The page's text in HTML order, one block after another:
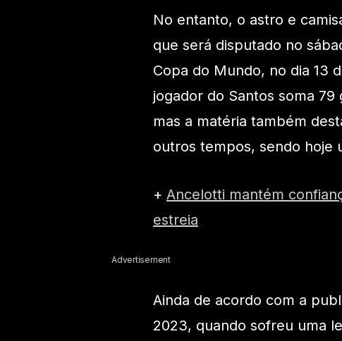
No entanto, o astro e
que será disputado no
Copa do Mundo, no dia 13
jogador do Santos soma
mas a matéria também
outros tempos, sendo hoje
+ Ancelotti mantém
estreia
Advertisement
Ainda de acordo com a
2023, quando sofreu uma